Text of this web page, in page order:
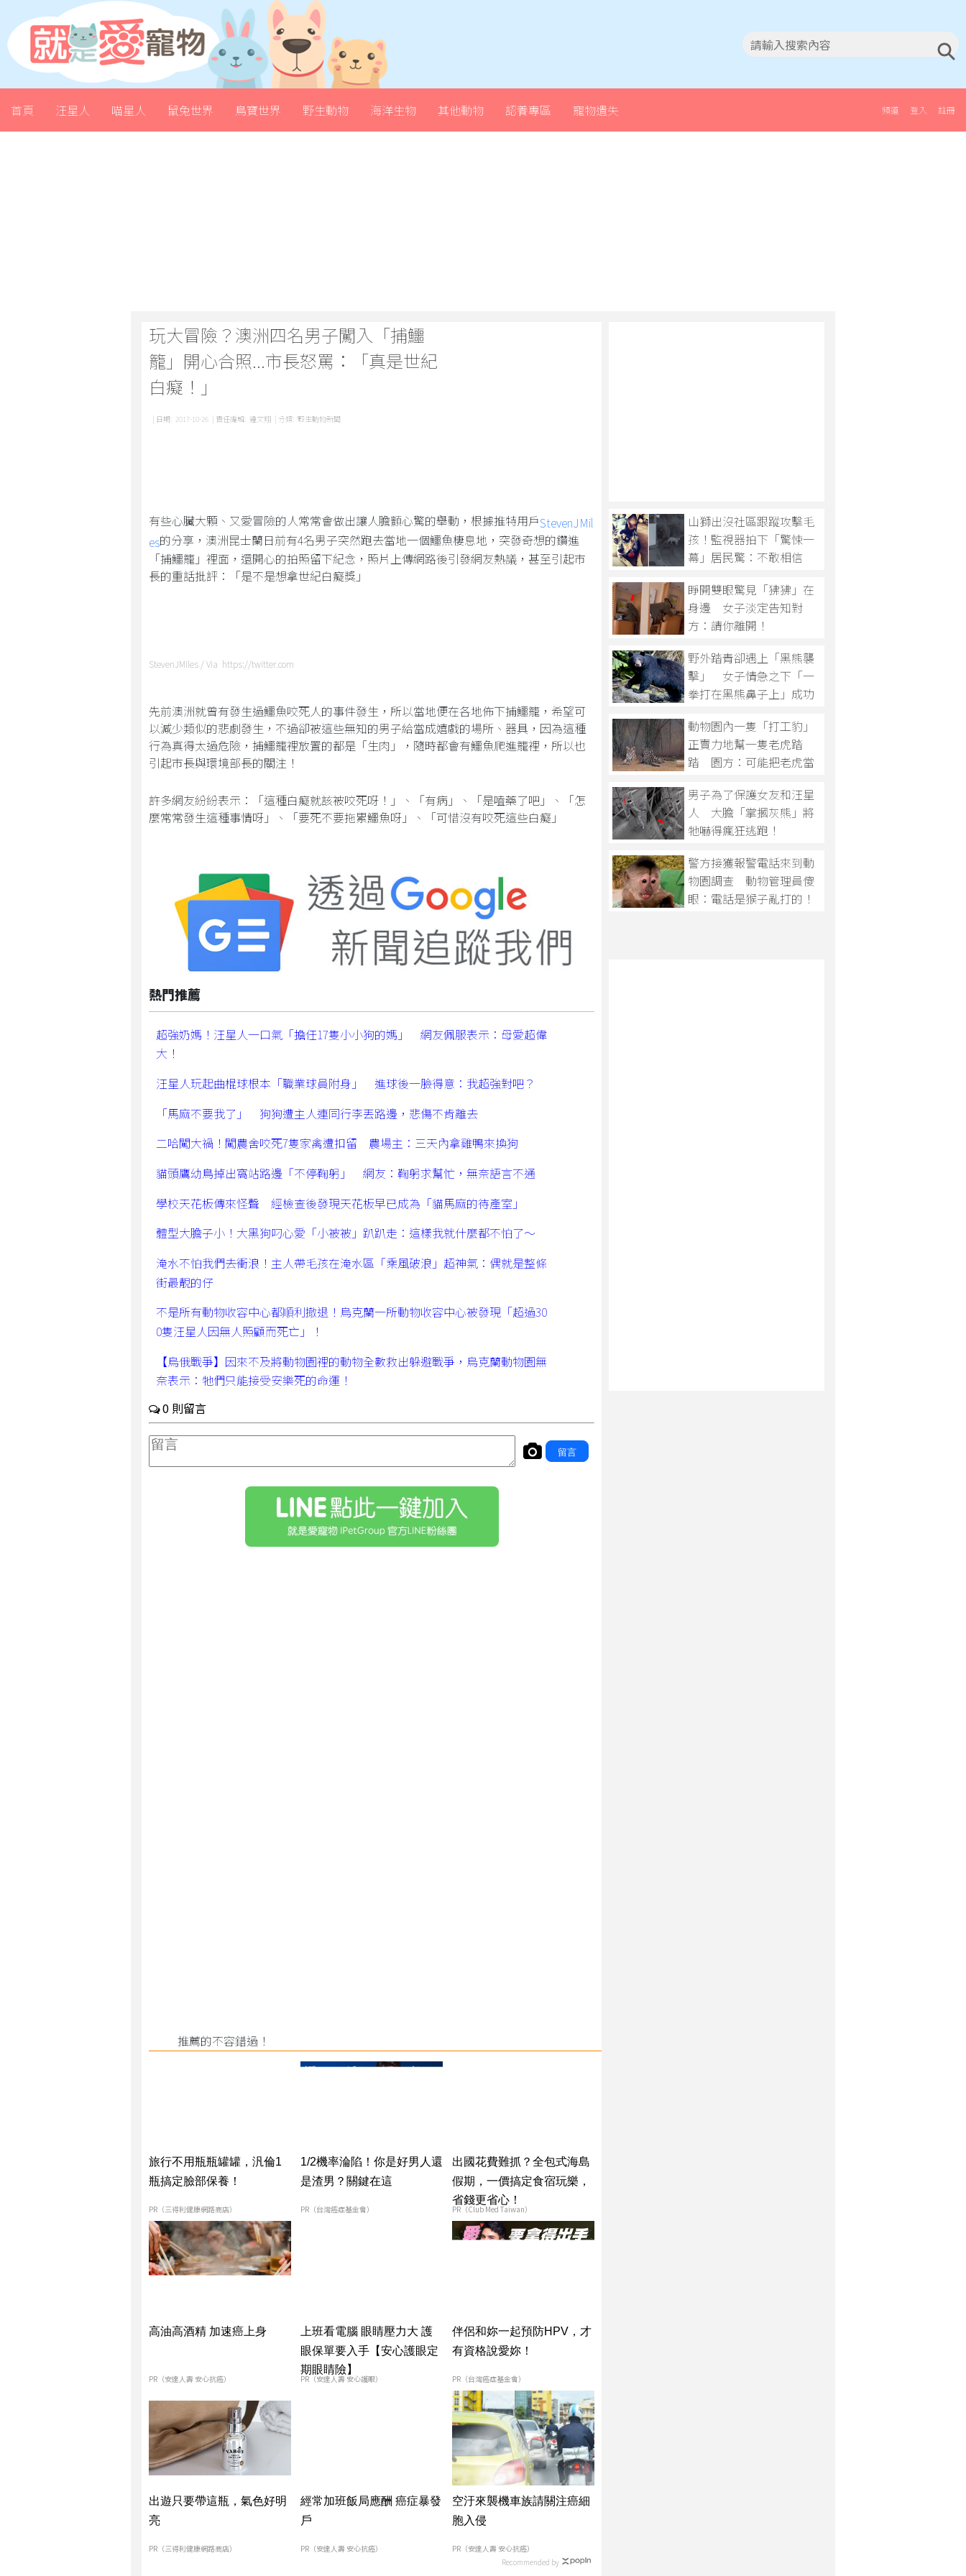
首頁 汪星人 喵星人 鼠兔世界 鳥寶世界 野生動物 海洋生物 其他動物 認養專區 寵物遺失 註冊
登入
頻道
玩大冒險？澳洲四名男子闖入「捕鱷
籠」開心合照...市長怒罵：「真是世紀
白癡！」
| 日期: 2017-10-26 | 責任編輯: 鍾文翔 | 分類: 野生動物新聞
有些心臟大顆、又愛冒險的人常常會做出讓人膽顫心驚的舉動，根據推特用戶StevenJMil
es的分享，澳洲昆士蘭日前有4名男子突然跑去當地一個鱷魚棲息地，突發奇想的鑽進
「捕鱷籠」裡面，還開心的拍照留下紀念，照片上傳網路後引發網友熱議，甚至引起市
長的重話批評：「是不是想拿世紀白癡獎」
StevenJMiles / Via https://twitter.com
先前澳洲就曾有發生過鱷魚咬死人的事件發生，所以當地便在各地佈下捕鱷籠，希望可
以減少類似的悲劇發生，不過卻被這些無知的男子給當成嬉戲的場所、器具，因為這種
行為真得太過危險，捕鱷籠裡放置的都是「生肉」，隨時都會有鱷魚爬進籠裡，所以也
引起市長與環境部長的關注！
許多網友紛紛表示：「這種白癡就該被咬死呀！」、「有病」、「是嗑藥了吧」、「怎
麼常常發生這種事情呀」、「要死不要拖累鱷魚呀」、「可惜沒有咬死這些白癡」
熱門推薦
超強奶媽！汪星人一口氣「擔任17隻小小狗的媽」 網友佩服表示：母愛超偉
大！
汪星人玩起曲棍球根本「職業球員附身」 進球後一臉得意：我超強對吧？
「馬麻不要我了」 狗狗遭主人連同行李丟路邊，悲傷不肯離去
二哈闖大禍！闖農舍咬死7隻家禽遭扣留 農場主：三天內拿雞鴨來換狗
貓頭鷹幼鳥掉出窩站路邊「不停鞠躬」 網友：鞠躬求幫忙，無奈語言不通
學校天花板傳來怪聲 經檢查後發現天花板早已成為「貓馬麻的待產室」
體型大膽子小！大黑狗叼心愛「小被被」趴趴走：這樣我就什麼都不怕了～
淹水不怕我們去衝浪！主人帶毛孩在淹水區「乘風破浪」超神氣：偶就是整條
街最靚的仔
不是所有動物收容中心都順利撤退！烏克蘭一所動物收容中心被發現「超過30
0隻汪星人因無人照顧而死亡」！
【烏俄戰爭】因來不及將動物園裡的動物全數救出躲避戰爭，烏克蘭動物園無
奈表示：牠們只能接受安樂死的命運！
推薦的不容錯過！
旅行不用瓶瓶罐罐，汎倫1
瓶搞定臉部保養！
PR（三得利健康網路商店）
1/2機率淪陷！你是好男人還
是渣男？關鍵在這
PR（台灣癌症基金會）
出國花費難抓？全包式海島
假期，一價搞定食宿玩樂，
省錢更省心！
PR（Club Med Taiwan）
高油高酒精 加速癌上身
PR（安達人壽 安心抗癌）
上班看電腦 眼睛壓力大 護
眼保單要入手【安心護眼定
期眼睛險】
PR（安達人壽 安心護眼）
伴侶和妳一起預防HPV，才
有資格說愛妳！
PR（台灣癌症基金會）
出遊只要帶這瓶，氣色好明
亮
PR（三得利健康網路商店）
經常加班飯局應酬 癌症暴發
戶
PR（安達人壽 安心抗癌）
空汙來襲機車族請關注癌細
胞入侵
PR（安達人壽 安心抗癌）
Recommended by
山獅出沒社區跟蹤攻擊毛
孩！監視器拍下「驚悚一
幕」居民驚：不敢相信
睜開雙眼驚見「狒狒」在
身邊 女子淡定告知對
方：請你離開！
野外踏青卻遇上「黑熊襲
擊」 女子情急之下「一
拳打在黑熊鼻子上」成功
動物園內一隻「打工豹」
正賣力地幫一隻老虎踏
踏 園方：可能把老虎當
男子為了保護女友和汪星
人 大膽「掌摑灰熊」將
牠嚇得瘋狂逃跑！
警方接獲報警電話來到動
物園調查 動物管理員傻
眼：電話是猴子亂打的！